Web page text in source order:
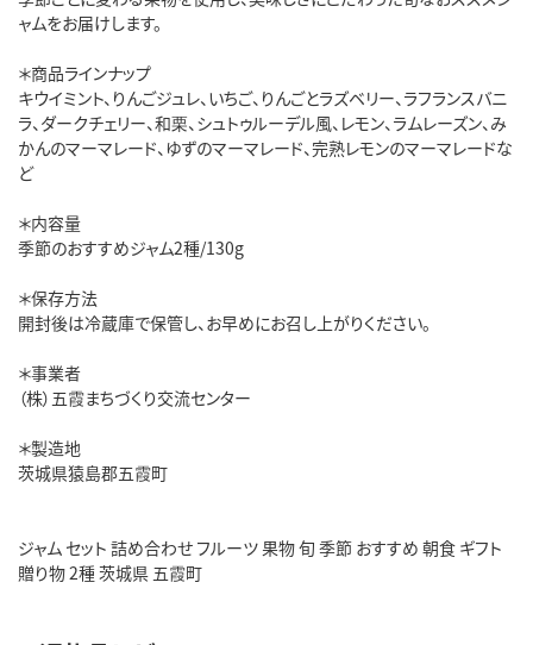
ャムをお届けします。
＊商品ラインナップ
キウイミント、りんごジュレ、いちご、りんごとラズベリー、ラフランスバニ
ラ、ダークチェリー、和栗、シュトゥルーデル風、レモン、ラムレーズン、み
かんのマーマレード、ゆずのマーマレード、完熟レモンのマーマレードな
ど
＊内容量
季節のおすすめジャム2種/130g
＊保存方法
開封後は冷蔵庫で保管し、お早めにお召し上がりください。
＊事業者
（株）五霞まちづくり交流センター
＊製造地
茨城県猿島郡五霞町
ジャム セット 詰め合わせ フルーツ 果物 旬 季節 おすすめ 朝食 ギフト
贈り物 2種 茨城県 五霞町